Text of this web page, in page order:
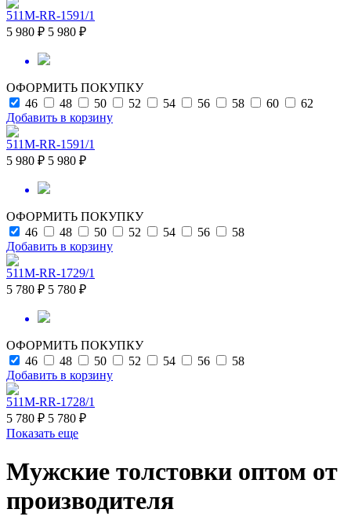
511M-RR-1591/1
5 980 ₽ 5 980 ₽
ОФОРМИТЬ ПОКУПКУ
46
48 50 52 54 56 58 60
62
Добавить в корзину
511M-RR-1591/1
5 980 ₽ 5 980 ₽
ОФОРМИТЬ ПОКУПКУ
46
48 50 52 54 56
58
Добавить в корзину
511M-RR-1729/1
5 780 ₽ 5 780 ₽
ОФОРМИТЬ ПОКУПКУ
46
48 50 52 54 56
58
Добавить в корзину
511M-RR-1728/1
5 780 ₽ 5 780 ₽
Показать еще
Мужские толстовки оптом от
производителя